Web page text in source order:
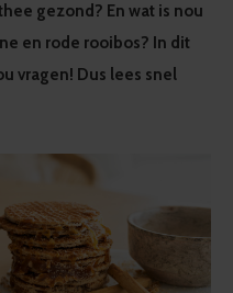
gezond? En wat is nou
en rode rooibos? In dit
vragen! Dus lees snel